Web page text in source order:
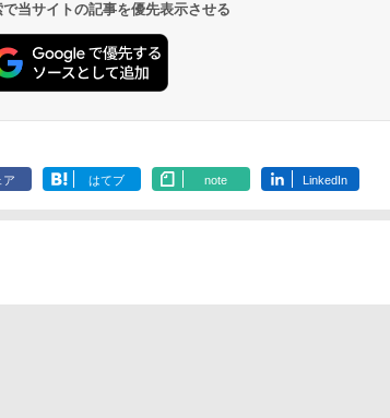
当サイトの記事を優先表示させる
ア はてブ note LinkedIn